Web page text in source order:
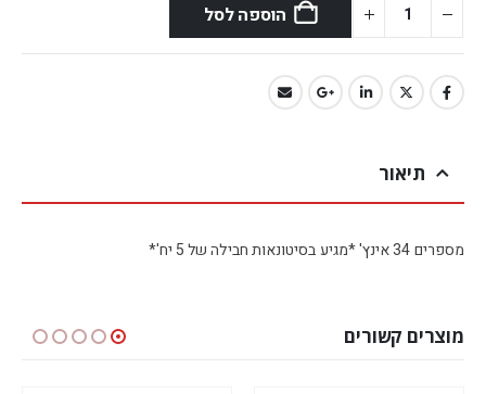
הוספה לסל
תיאור
מספרים 34 אינץ' *מגיע בסיטונאות חבילה של 5 יח'*
מוצרים קשורים